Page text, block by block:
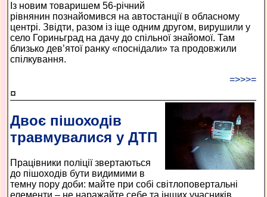
Із новим товаришем 56-річний
рівнянин познайомився на автостанції в обласному
центрі. Звідти, разом із іще одним другом, вирушили у
село Гориньград на дачу до спільної знайомої. Там
близько дев’ятої ранку «поснідали» та продовжили
спілкування.
=>>>=
¤
Двоє пішоходів
травмувалися у ДТП
Працівники поліції звертаються
до пішоходів бути видимими в
темну пору доби: майте при собі світлоповертальні
елементи – не наражайте себе та інших учасників